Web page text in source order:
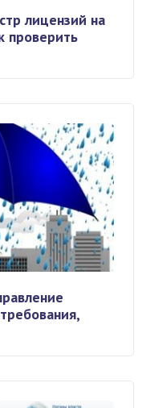
лицензий на
проверить